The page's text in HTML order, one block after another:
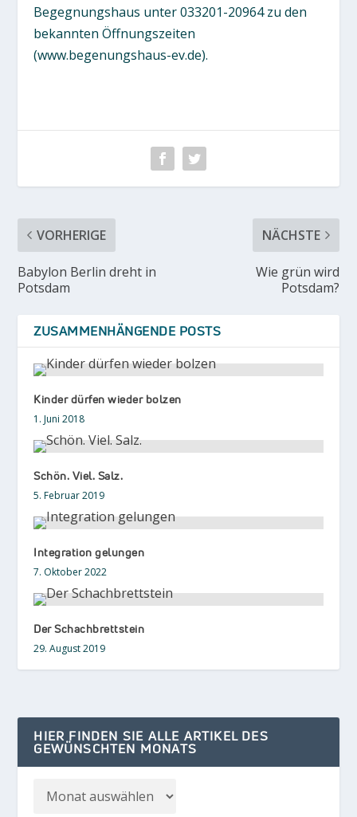
Begegnungshaus unter 033201-20964 zu den
bekannten Öffnungszeiten
(www.begenungshaus-ev.de).
VORHERIGE
Babylon Berlin dreht in
Potsdam
NÄCHSTE
Wie grün wird
Potsdam?
ZUSAMMENHÄNGENDE POSTS
Kinder dürfen wieder bolzen
1. Juni 2018
Schön. Viel. Salz.
5. Februar 2019
Integration gelungen
7. Oktober 2022
Der Schachbrettstein
29. August 2019
HIER FINDEN SIE ALLE ARTIKEL DES
GEWÜNSCHTEN MONATS